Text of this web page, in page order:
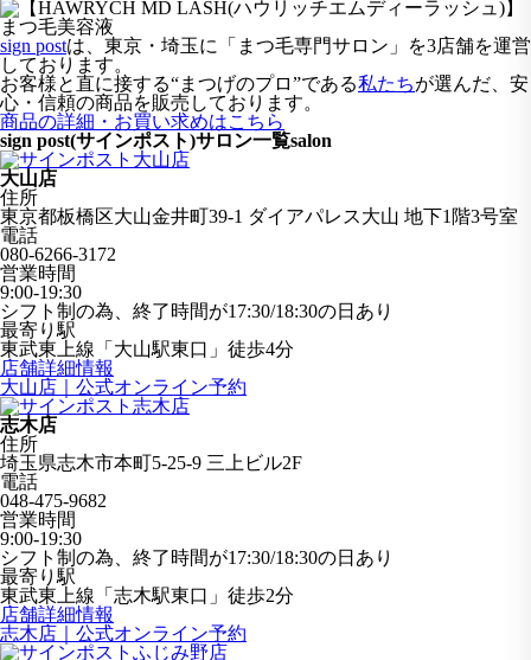
sign postは、東京・埼玉に「まつ毛専門サロン」を3店舗を運営
しております。
お客様と直に接する“まつげのプロ”である私たちが選んだ、安
心・信頼の商品を販売しております。
商品の詳細・お買い求めはこちら
sign post(サインポスト)サロン一覧salon
大山店
住所
東京都板橋区大山金井町39-1 ダイアパレス大山 地下1階3号室
電話
080-6266-3172
営業時間
9:00-19:30
シフト制の為、終了時間が17:30/18:30の日あり
最寄り駅
東武東上線「大山駅東口」徒歩4分
店舗詳細情報
大山店｜公式オンライン予約
志木店
住所
埼玉県志木市本町5-25-9 三上ビル2F
電話
048-475-9682
営業時間
9:00-19:30
シフト制の為、終了時間が17:30/18:30の日あり
最寄り駅
東武東上線「志木駅東口」徒歩2分
店舗詳細情報
志木店｜公式オンライン予約